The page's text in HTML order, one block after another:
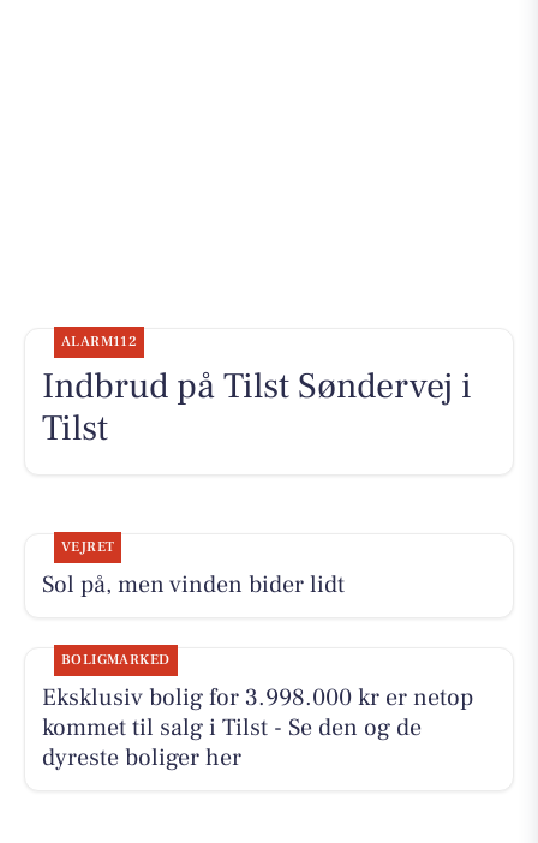
ALARM112
Indbrud på Tilst Søndervej i
Tilst
VEJRET
Sol på, men vinden bider lidt
BOLIGMARKED
Eksklusiv bolig for 3.998.000 kr er netop
kommet til salg i Tilst - Se den og de
dyreste boliger her